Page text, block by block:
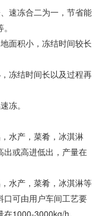
速冻合二为一，节省能
面积小，冻结时间较长
冻结时间长以及过程再
冻。
水产，菜肴，冰淇淋
出或高进低出，产量在
水产，菜肴，冰淇淋等
口可由用户车间工艺要